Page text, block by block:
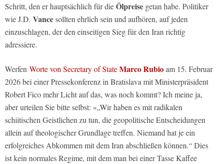
Schritt, den er hauptsächlich für dieÖlpreise getan habe. Politiker
wie J.D. Vancesollten ehrlich sein und aufhören, auf jeden
einzuschlagen, der den einseitigen Sieg für den Iran richtig
adressiere.
Werfen Worte von Secretary of StateMarco Rubioam 15. Februar
2026 bei einer Pressekonferenz in Bratislava mit Ministerpräsident
Robert Fico mehr Licht auf das, was noch kommt? Ich meine ja,
aber urteilen Sie bitte selbst: »„Wir haben es mit radikalen
schiitischen Geistlichen zu tun, die geopolitische Entscheidungen
allein auf theologischer Grundlage treffen. Niemand hat je ein
erfolgreiches Abkommen mit dem Iran abschließen können.“ Dies
ist kein normales Regime, mit dem man bei einer Tasse Kaffee